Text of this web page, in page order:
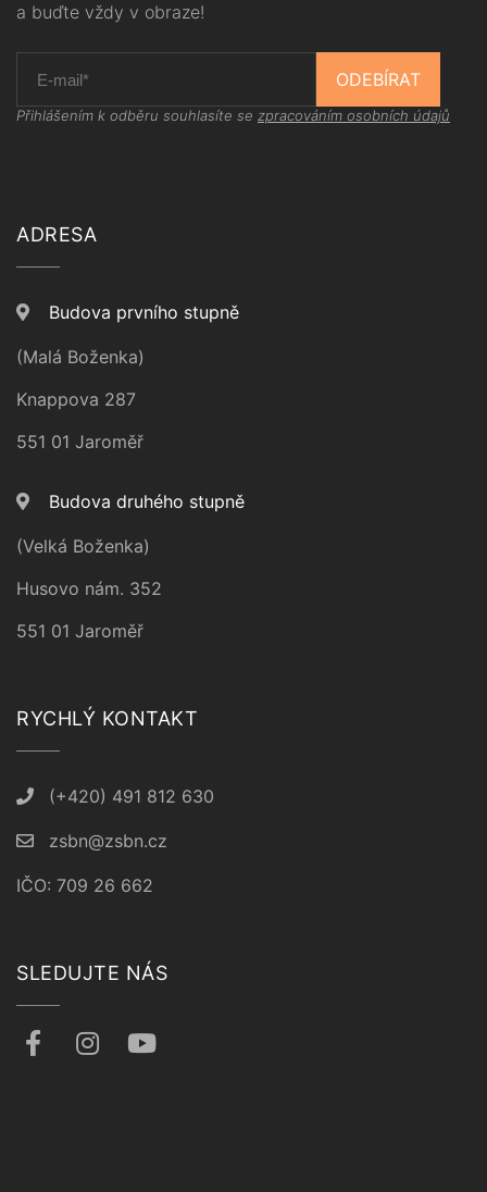
a buďte vždy v obraze!
ODEBÍRAT
Přihlášením k odběru souhlasíte se zpracováním osobních údajů
ADRESA
Budova prvního stupně
(Malá Boženka)
Knappova 287
551 01 Jaroměř
Budova druhého stupně
(Velká Boženka)
Husovo nám. 352
551 01 Jaroměř
RYCHLÝ KONTAKT
(+420) 491 812 630
zsbn@zsbn.cz
IČO: 709 26 662
SLEDUJTE NÁS